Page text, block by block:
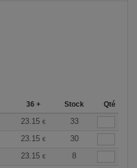
36 + Stock Qté
23.15 €
33
23.15 €
30
23.15 €
8